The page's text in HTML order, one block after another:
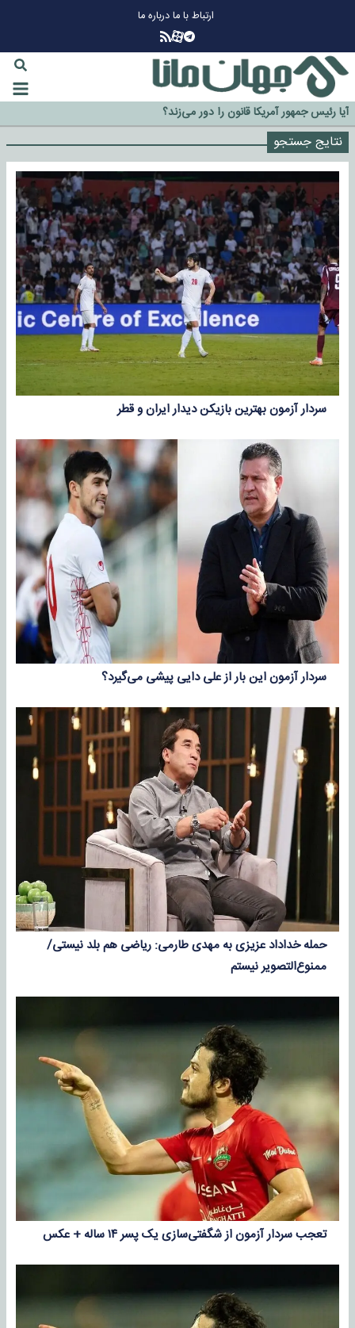
ارتباط با مادرباره ما
چرا طلا دوباره افزایشی شد؟
گزینه جدایی اوسمار روی میز مدیران پرسپولیس
آیا رئیس جمهور آمریکا قانون را دور می‌زند؟
اخراج رسمی چهره نامدار از پرسپولیس
سازمان اطلاعات سپاه: پروژه دولت ترامپ برای مهار چین، روسیه و اروپا شکست
خورد
نتایج جستجو
سردار آزمون بهترین بازیکن دیدار ایران و قطر
سردار آزمون این بار از علی دایی پیشی می‌گیرد؟
حمله خداداد عزیزی به مهدی طارمی: ریاضی هم بلد نیستی/
ممنوع‌التصویر نیستم
تعجب سردار آزمون از شگفتی‌سازی یک پسر ۱۴ ساله + عکس